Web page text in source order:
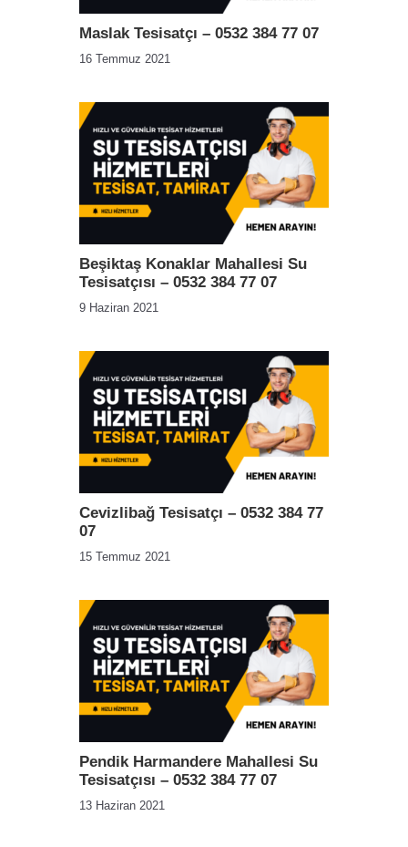
Maslak Tesisatçı – 0532 384 77 07
16 Temmuz 2021
Beşiktaş Konaklar Mahallesi Su
Tesisatçısı – 0532 384 77 07
9 Haziran 2021
Cevizlibağ Tesisatçı – 0532 384 77
07
15 Temmuz 2021
Pendik Harmandere Mahallesi Su
Tesisatçısı – 0532 384 77 07
13 Haziran 2021